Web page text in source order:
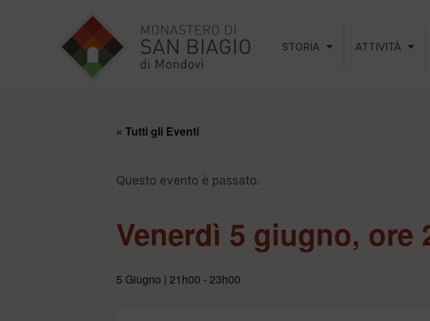
STORIA ATTIVITÀ
« Tutti gli Eventi
Questo evento è passato.
Venerdì 5 giugno, ore
5 Giugno | 21h00 -23h00